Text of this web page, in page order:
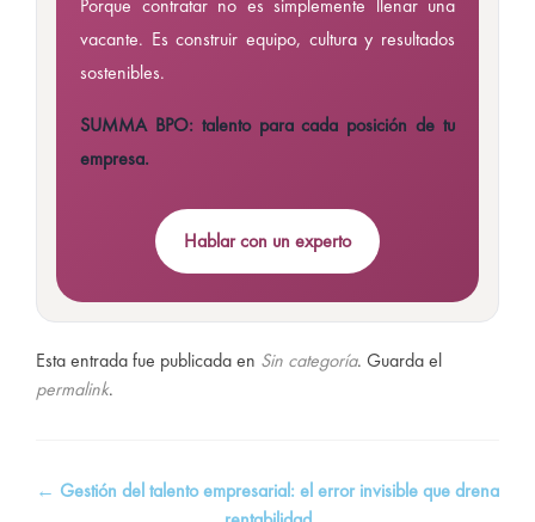
Porque contratar no es simplemente llenar una
vacante. Es construir equipo, cultura y resultados
sostenibles.
SUMMA BPO: talento para cada posición de tu
empresa.
Hablar con un experto
Esta entrada fue publicada en Sin categoría. Guarda el
permalink.
Navegación
← Gestión del talento empresarial: el error invisible que drena